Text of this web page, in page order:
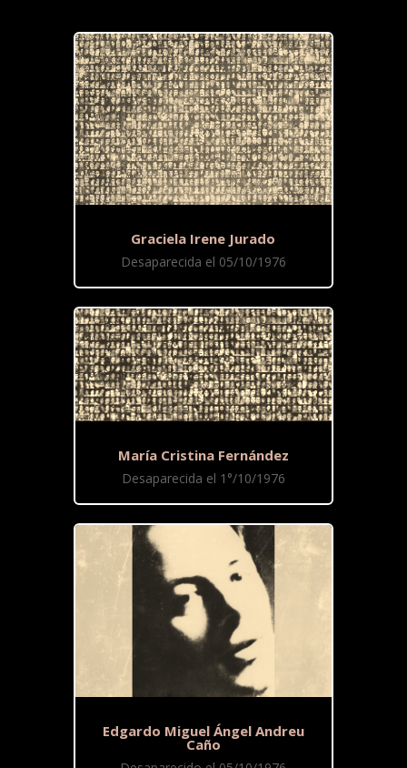
Graciela Irene Jurado
Desaparecida el 05/10/1976
María Cristina Fernández
Desaparecida el 1°/10/1976
Edgardo Miguel Ángel Andreu
Caño